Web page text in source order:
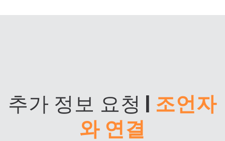
추가 정보 요청 | 조언자
와 연결